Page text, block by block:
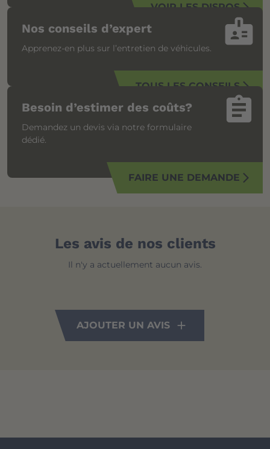
VOIR LES DISPOSarrow_forward_ios
badge
Nos conseils d’expert
Apprenez-en plus sur l’entretien de véhicules.
TOUS LES CONSEILSarrow_forward_ios
assignment
Besoin d’estimer des coûts?
Demandez un devis via notre formulaire
dédié.
FAIRE UNE DEMANDE arrow_forward_ios
Les avis de nos clients
Il n'y a actuellement aucun avis.
AJOUTER UN AVIS